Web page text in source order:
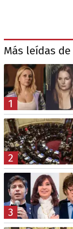
Más leídas
1
2
3